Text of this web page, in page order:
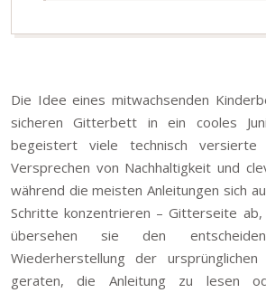
Die Idee eines mitwachsenden
sicheren Gitterbett in ein cooles
begeistert viele technisch
Versprechen von Nachhaltigkeit und
während die meisten Anleitungen sich
Schritte konzentrieren – Gitterseite
übersehen sie den
Wiederherstellung der
geraten, die Anleitung zu lesen